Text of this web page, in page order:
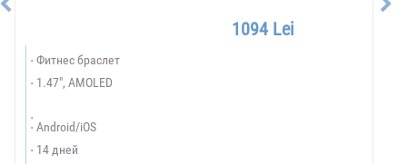
1094 Lei
Фитнес браслет
1.47", AMOLED
Android/iOS
14 дней